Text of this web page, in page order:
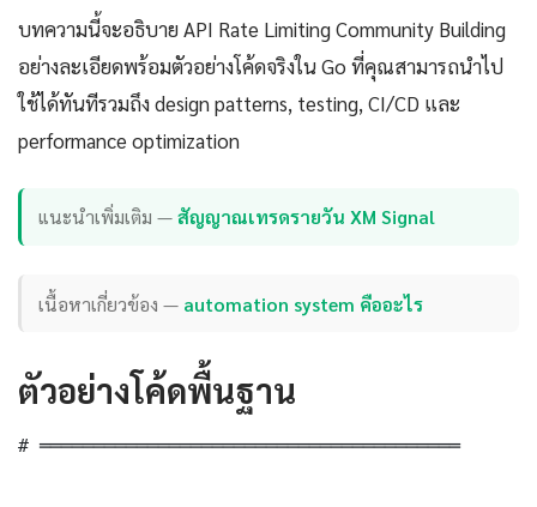
บทความนี้จะอธิบาย API Rate Limiting Community Building
อย่างละเอียดพร้อมตัวอย่างโค้ดจริงใน Go ที่คุณสามารถนำไป
ใช้ได้ทันทีรวมถึง design patterns, testing, CI/CD และ
performance optimization
แนะนำเพิ่มเติม —สัญญาณเทรดรายวัน XM Signal
เนื้อหาเกี่ยวข้อง — automation system คืออะไร
ตัวอย่างโค้ดพื้นฐาน
# ═══════════════════════════════════════